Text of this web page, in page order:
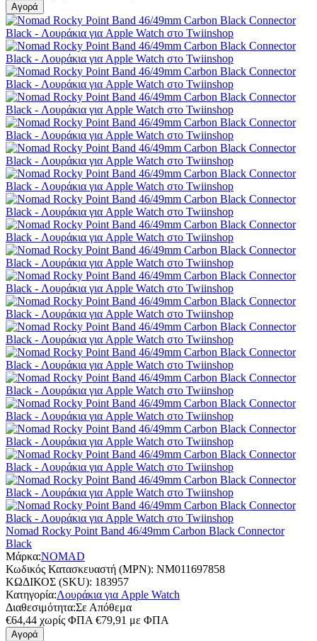
Αγορά
Nomad Rocky Point Band 46/49mm Carbon Black Connector
Black
Μάρκα:NOMAD
Κωδικός Κατασκευαστή (MPN): NM011697858
ΚΩΔΙΚΟΣ (SKU): 183957
Κατηγορία:Λουράκια για Apple Watch
Διαθεσιμότητα:Σε Απόθεμα
€64,44 χωρίς ΦΠΑ €79,91 με ΦΠΑ
Αγορά